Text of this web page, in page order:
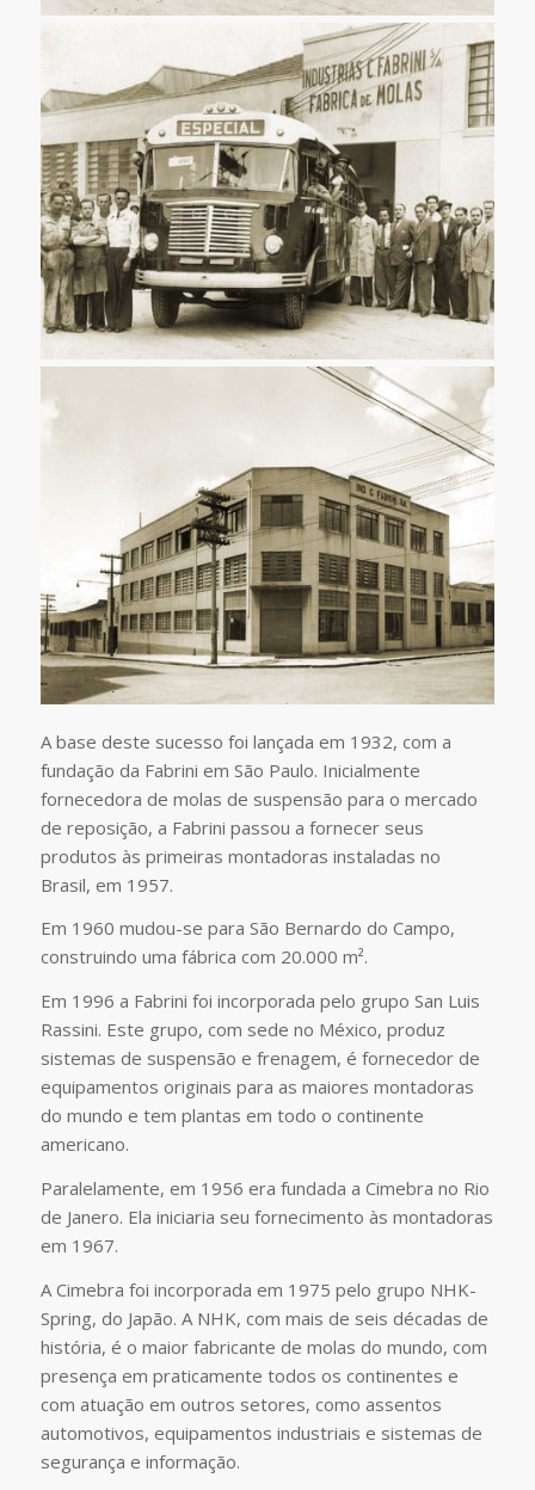
A base deste sucesso foi lançada em 1932, com a
fundação da Fabrini em São Paulo. Inicialmente
fornecedora de molas de suspensão para o mercado
de reposição, a Fabrini passou a fornecer seus
produtos às primeiras montadoras instaladas no
Brasil, em 1957.
Em 1960 mudou-se para São Bernardo do Campo,
construindo uma fábrica com 20.000 m².
Em 1996 a Fabrini foi incorporada pelo grupo San Luis
Rassini. Este grupo, com sede no México, produz
sistemas de suspensão e frenagem, é fornecedor de
equipamentos originais para as maiores montadoras
do mundo e tem plantas em todo o continente
americano.
Paralelamente, em 1956 era fundada a Cimebra no Rio
de Janero. Ela iniciaria seu fornecimento às montadoras
em 1967.
A Cimebra foi incorporada em 1975 pelo grupo NHK-
Spring, do Japão. A NHK, com mais de seis décadas de
história, é o maior fabricante de molas do mundo, com
presença em praticamente todos os continentes e
com atuação em outros setores, como assentos
automotivos, equipamentos industriais e sistemas de
segurança e informação.